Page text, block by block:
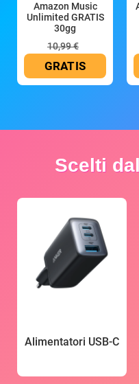
Amazon Music
Unlimited GRATIS
30gg
10,99 €
GRATIS
Scelti
Alimentatori USB-C